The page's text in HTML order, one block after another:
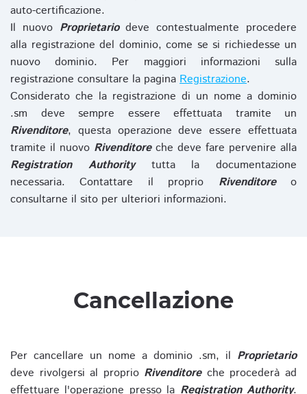
auto-certificazione.
Il nuovo Proprietariodeve contestualmente procedere
alla registrazione del dominio, come se si richiedesse un
nuovo dominio. Per maggiori informazioni sulla
registrazione consultare la pagina Registrazione.
Considerato che la registrazione di un nome a dominio
.sm deve sempre essere effettuata tramite un
Rivenditore, questa operazione deve essere effettuata
tramite il nuovo Rivenditoreche deve fare pervenire alla
Registration Authoritytutta la documentazione
necessaria. Contattare il proprio Rivenditoreo
consultarne il sito per ulteriori informazioni.
Cancellazione
Per cancellare un nome a dominio .sm, il Proprietario
deve rivolgersi al proprio Rivenditoreche procederà ad
effettuare l'operazione presso la Registration Authority.